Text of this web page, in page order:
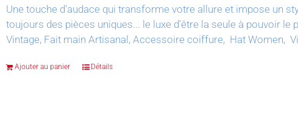
Une touche d'audace qui transforme votre allure et impose un
toujours des pièces uniques... le luxe d'être la seule à pouvoir le
Vintage, Fait main Artisanal, Accessoire coiffure, Hat Women,
Ajouter au panier Détails